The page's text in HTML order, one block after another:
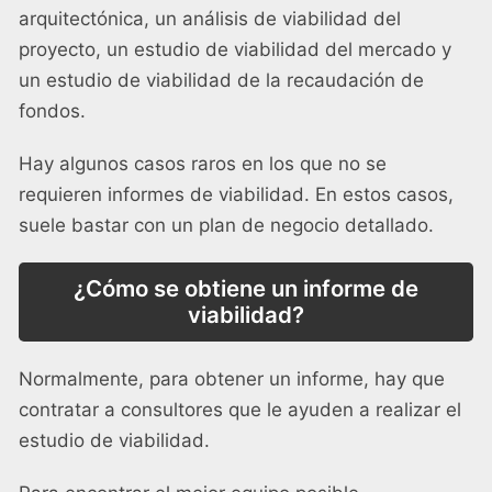
arquitectónica, un análisis de viabilidad del
proyecto, un estudio de viabilidad del mercado y
un estudio de viabilidad de la recaudación de
fondos.
Hay algunos casos raros en los que no se
requieren informes de viabilidad. En estos casos,
suele bastar con un plan de negocio detallado.
¿Cómo se obtiene un informe de
viabilidad?
Normalmente, para obtener un informe, hay que
contratar a consultores que le ayuden a realizar el
estudio de viabilidad.